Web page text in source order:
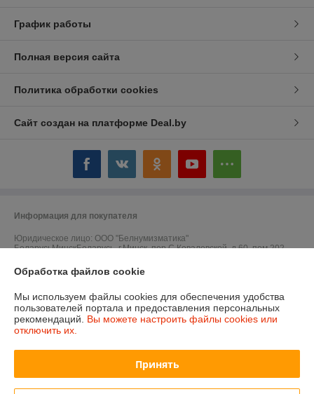
График работы
Полная версия сайта
Политика обработки cookies
Сайт создан на платформе Deal.by
Информация для покупателя
Юридическое лицо: ООО "Белнумизматика"
БеларусьМинскБеларусь, г.Минск, пер.С.Ковалевской, д.60, пом.202
Регистрационный номер ЕГР: 193017016
УНП: 193017016
Регистрационный орган: Мингорисполком
Ссылка на свидетельство/лицензию
Обработка файлов cookie
Мы используем файлы cookies для обеспечения удобства
пользователей портала и предоставления персональных
рекомендаций. Вы можете настроить файлы cookies или
отключить их.
Принять